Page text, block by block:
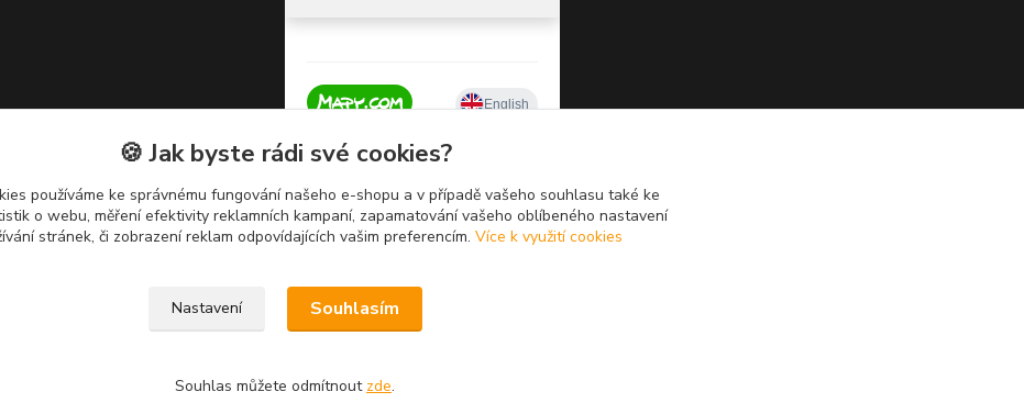
🍪 Jak byste rádi své cookies?
používáme ke správnému fungování našeho e-shopu a v případě vašeho souhlasu také ke
o webu, měření efektivity reklamních kampaní, zapamatování vašeho oblíbeného nastavení
stránek, či zobrazení reklam odpovídajících vašim preferencím. Více k využití cookies
Nastavení Souhlasím
Souhlas můžete odmítnout zde.